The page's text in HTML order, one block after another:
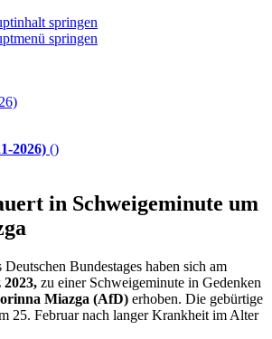
springen
springen
2026) ()
in Schweigeminute um
Bundestages haben sich am
2023, zu einer Schweigeminute in Gedenken
Miazga (AfD) erhoben. Die gebürtige
25. Februar nach langer Krankheit im Alter